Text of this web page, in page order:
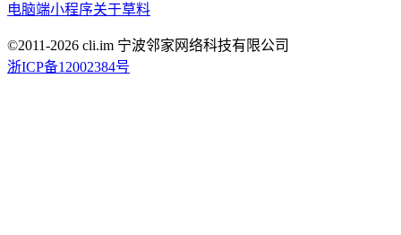
电脑端小程序关于草料
©2011-2026 cli.im 宁波邻家网络科技有限公司
浙ICP备12002384号